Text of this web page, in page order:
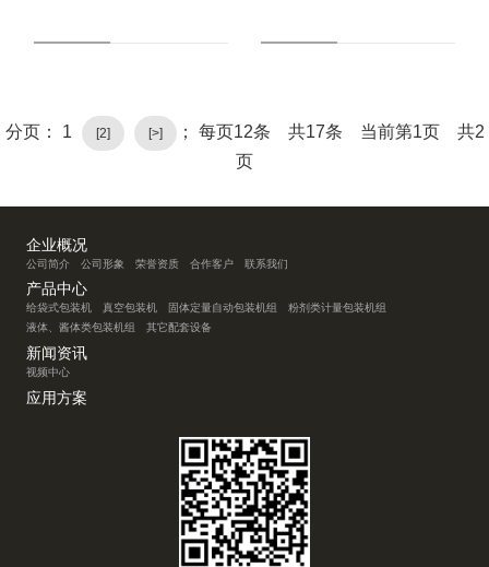
分页： 1 [2] [>]
； 每页12条 共17条 当前第1页 共2
页
企业概况
公司简介 公司形象 荣誉资质 合作客户 联系我们
产品中心
给袋式包装机 真空包装机 固体定量自动包装机组
粉剂类计量包装机组
液体、酱体类包装机组
其它配套设备
新闻资讯
视频中心
应用方案